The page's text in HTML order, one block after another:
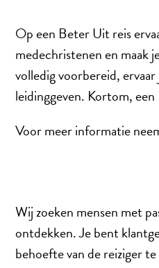
Op een Beter Uit reis
medechristenen en maak
volledig voorbereid,
leidinggeven. Kortom,
Voor meer informatie
Wij zoeken mensen met
ontdekken. Je bent
behoefte van de reiziger